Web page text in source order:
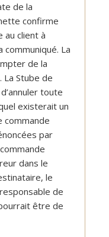
de la
confirme
au client à
communiqué. La
de la
La Stube de
toute
existerait un
commande
par
dans le
le
de
être de